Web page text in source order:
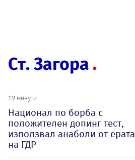
Ст. Загора
19 минути
Национал по борба с
положителен допинг тест,
използвал анаболи от ерата
на ГДР